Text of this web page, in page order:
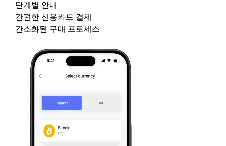
단계별 안내
간편한 신용카드 결제
간소화된 구매 프로세스